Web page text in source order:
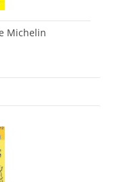
Michelin